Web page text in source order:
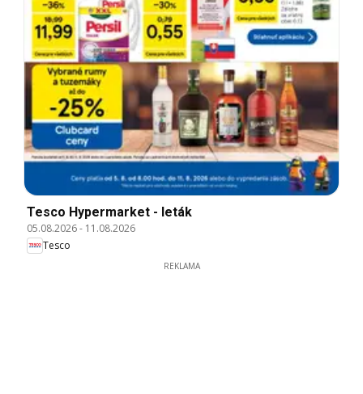
Tesco Hypermarket - leták
05.08.2026- 11.08.2026
Tesco
REKLAMA